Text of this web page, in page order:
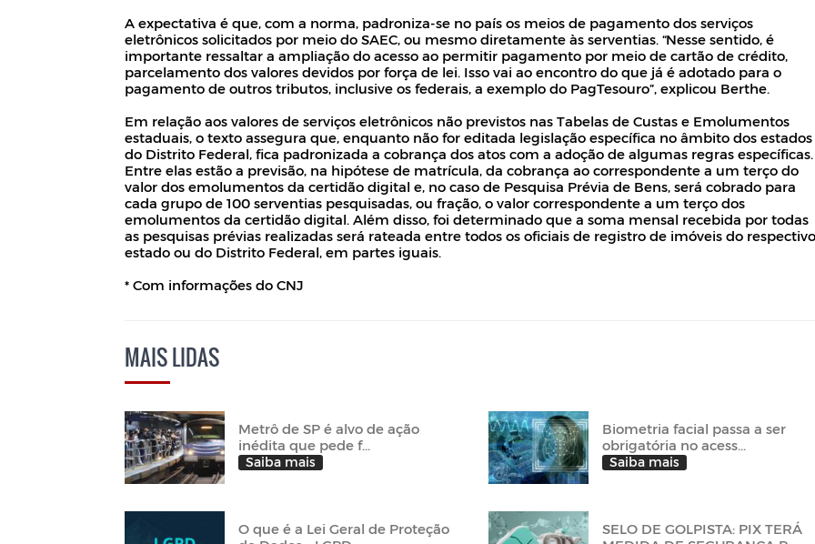
A expectativa é que, com a norma, padroniza-se no país os meios de pagamento dos serviços
eletrônicos solicitados por meio do SAEC, ou mesmo diretamente às serventias. “Nesse sentido, é
importante ressaltar a ampliação do acesso ao permitir pagamento por meio de cartão de crédito,
parcelamento dos valores devidos por força de lei. Isso vai ao encontro do que já é adotado para o
pagamento de outros tributos, inclusive os federais, a exemplo do PagTesouro”, explicou Berthe.
Em relação aos valores de serviços eletrônicos não previstos nas Tabelas de Custas e Emolumentos
estaduais, o texto assegura que, enquanto não for editada legislação específica no âmbito dos estados
do Distrito Federal, fica padronizada a cobrança dos atos com a adoção de algumas regras específicas.
Entre elas estão a previsão, na hipótese de matrícula, da cobrança ao correspondente a um terço do
valor dos emolumentos da certidão digital e, no caso de Pesquisa Prévia de Bens, será cobrado para
cada grupo de 100 serventias pesquisadas, ou fração, o valor correspondente a um terço dos
emolumentos da certidão digital. Além disso, foi determinado que a soma mensal recebida por todas
as pesquisas prévias realizadas será rateada entre todos os oficiais de registro de imóveis do respectivo
estado ou do Distrito Federal, em partes iguais.
* Com informações do CNJ
MAIS LIDAS
Metrô de SP é alvo de ação
inédita que pede f...
Saiba mais
Biometria facial passa a ser
obrigatória no acess...
Saiba mais
O que é a Lei Geral de Proteção
SELO DE GOLPISTA: PIX TERÁ